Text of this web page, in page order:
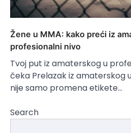
Žene u MMA: kako preći iz
profesionalni nivo
Tvoj put iz amaterskog u
čeka Prelazak iz amaterskog
nije samo promena etikete…
Search